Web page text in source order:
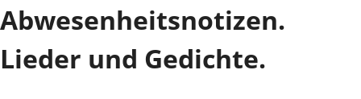
Abwesenheitsnotizen.
Lieder und Gedichte.